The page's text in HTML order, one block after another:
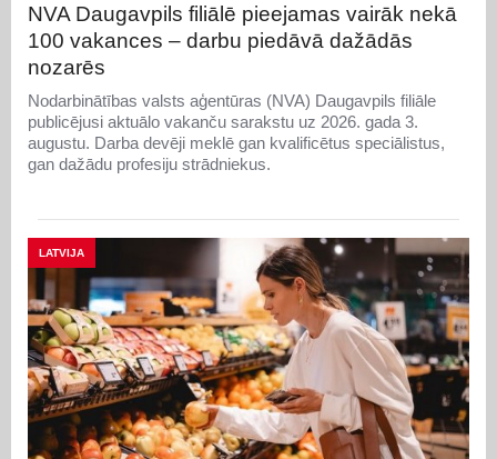
NVA Daugavpils filiālē pieejamas vairāk nekā
100 vakances – darbu piedāvā dažādās
nozarēs
Nodarbinātības valsts aģentūras (NVA) Daugavpils filiāle
publicējusi aktuālo vakanču sarakstu uz 2026. gada 3.
augustu. Darba devēji meklē gan kvalificētus speciālistus,
gan dažādu profesiju strādniekus.
LATVIJA